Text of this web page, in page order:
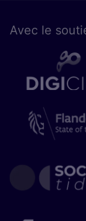
Avec le